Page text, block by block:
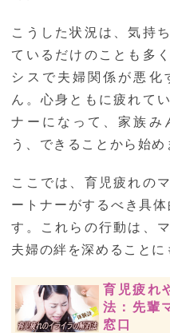
こうした状況は、気持
ているだけのことも多
シスで夫婦関係が悪化
ん。心身ともに疲れて
ナーになって、家族み
う、できることから始め
ここでは、育児疲れの
ートナーがするべき具
す。これらの行動は、
夫婦の絆を深めることに
育児疲れ
法：先輩
窓口